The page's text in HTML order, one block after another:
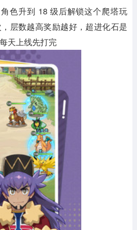
色升到 18 级后解锁这个爬塔玩
层数越高奖励越好，超进化石是
天上线先打完